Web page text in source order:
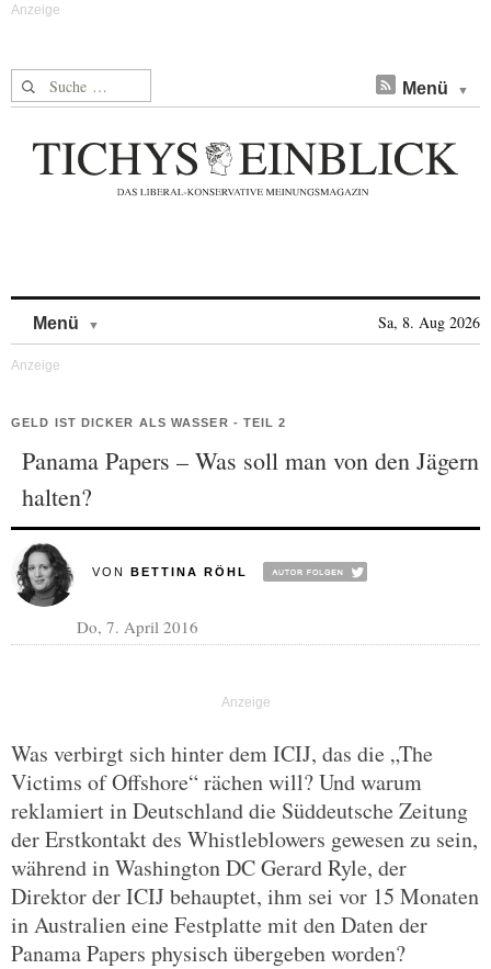
Suche nach: Menü
Menü Sa, 8. Aug 2026
GELD IST DICKER ALS WASSER - TEIL 2
Panama Papers – Was soll man von den Jägern
halten?
VON BETTINA RÖHL
Do, 7. April 2016
Was verbirgt sich hinter dem ICIJ, das die „The
Victims of Offshore“ rächen will? Und warum
reklamiert in Deutschland die Süddeutsche Zeitung
der Erstkontakt des Whistleblowers gewesen zu sein,
während in Washington DC Gerard Ryle, der
Direktor der ICIJ behauptet, ihm sei vor 15 Monaten
in Australien eine Festplatte mit den Daten der
Panama Papers physisch übergeben worden?